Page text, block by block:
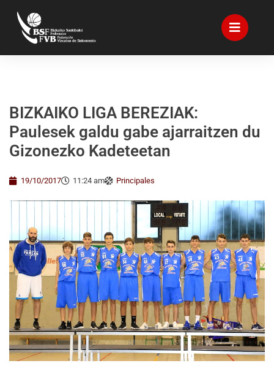
BIZKAIKO LIGA BEREZIAK:
Paulesek galdu gabe ajarraitzen du
Gizonezko Kadeteetan
19/10/2017 11:24 am Principales